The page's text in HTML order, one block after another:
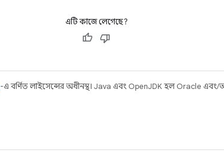
এটি কাজে লেগেছে?
-এ বর্ণিত লাইসেন্সের অধীনস্থ। Java এবং OpenJDK হল Oracle এবং/